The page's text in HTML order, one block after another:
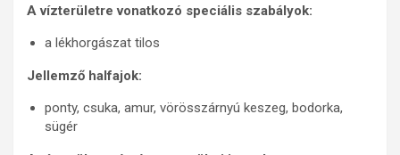
A vízterületre vonatkozó speciális szabályok:
a lékhorgászat tilos
Jellemző halfajok:
ponty, csuka, amur, vörösszárnyú keszeg, bodorka,
sügér